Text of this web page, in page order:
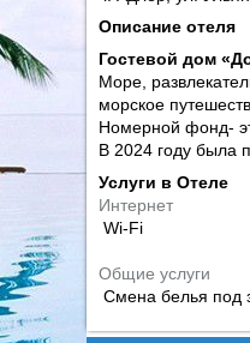
Описание отеля
Гостевой дом
Море,
морское
Номерной фонд-
В 2024 году была
Услуги в Отеле
Интернет
Wi-Fi
Общие услуги
Смена белья под